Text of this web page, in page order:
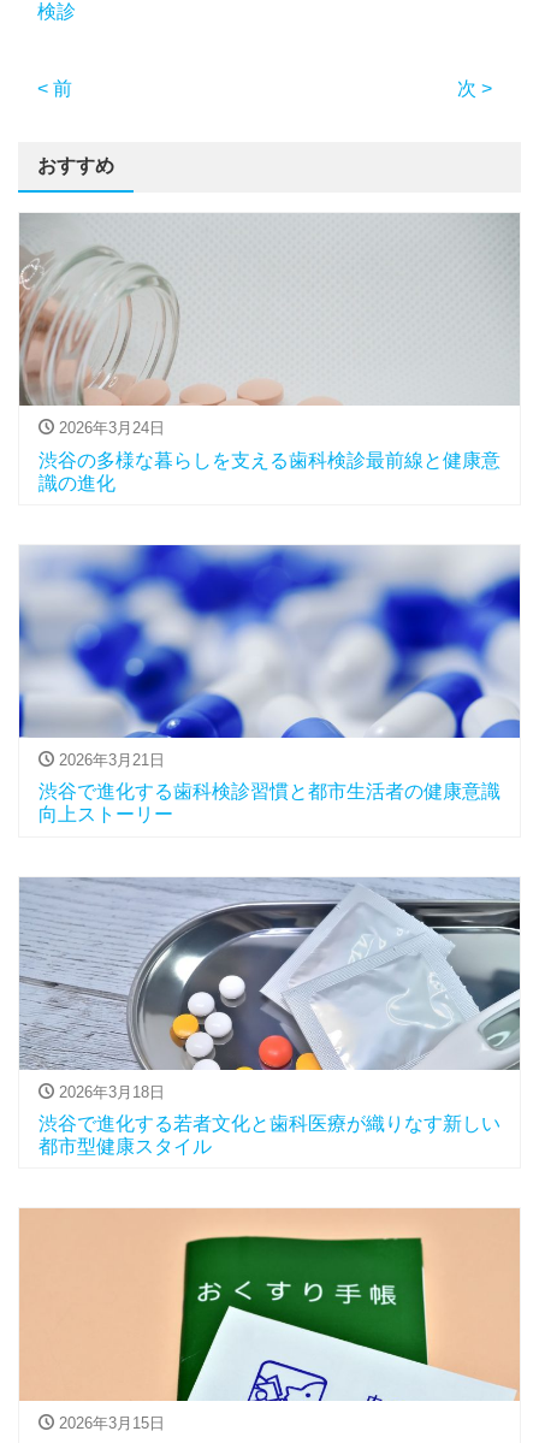
検診
< 前 次 >
おすすめ
2026年3月24日
渋谷の多様な暮らしを支える歯科検診最前線と健康意
識の進化
2026年3月21日
渋谷で進化する歯科検診習慣と都市生活者の健康意識
向上ストーリー
2026年3月18日
渋谷で進化する若者文化と歯科医療が織りなす新しい
都市型健康スタイル
2026年3月15日